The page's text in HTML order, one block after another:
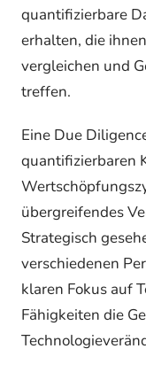
quantifizierbare
erhalten, die
vergleichen und
treffen.
Eine Due
quantifizierbaren
übergreifendes
Strategisch
verschiedenen
klaren Fokus auf
Fähigkeiten die